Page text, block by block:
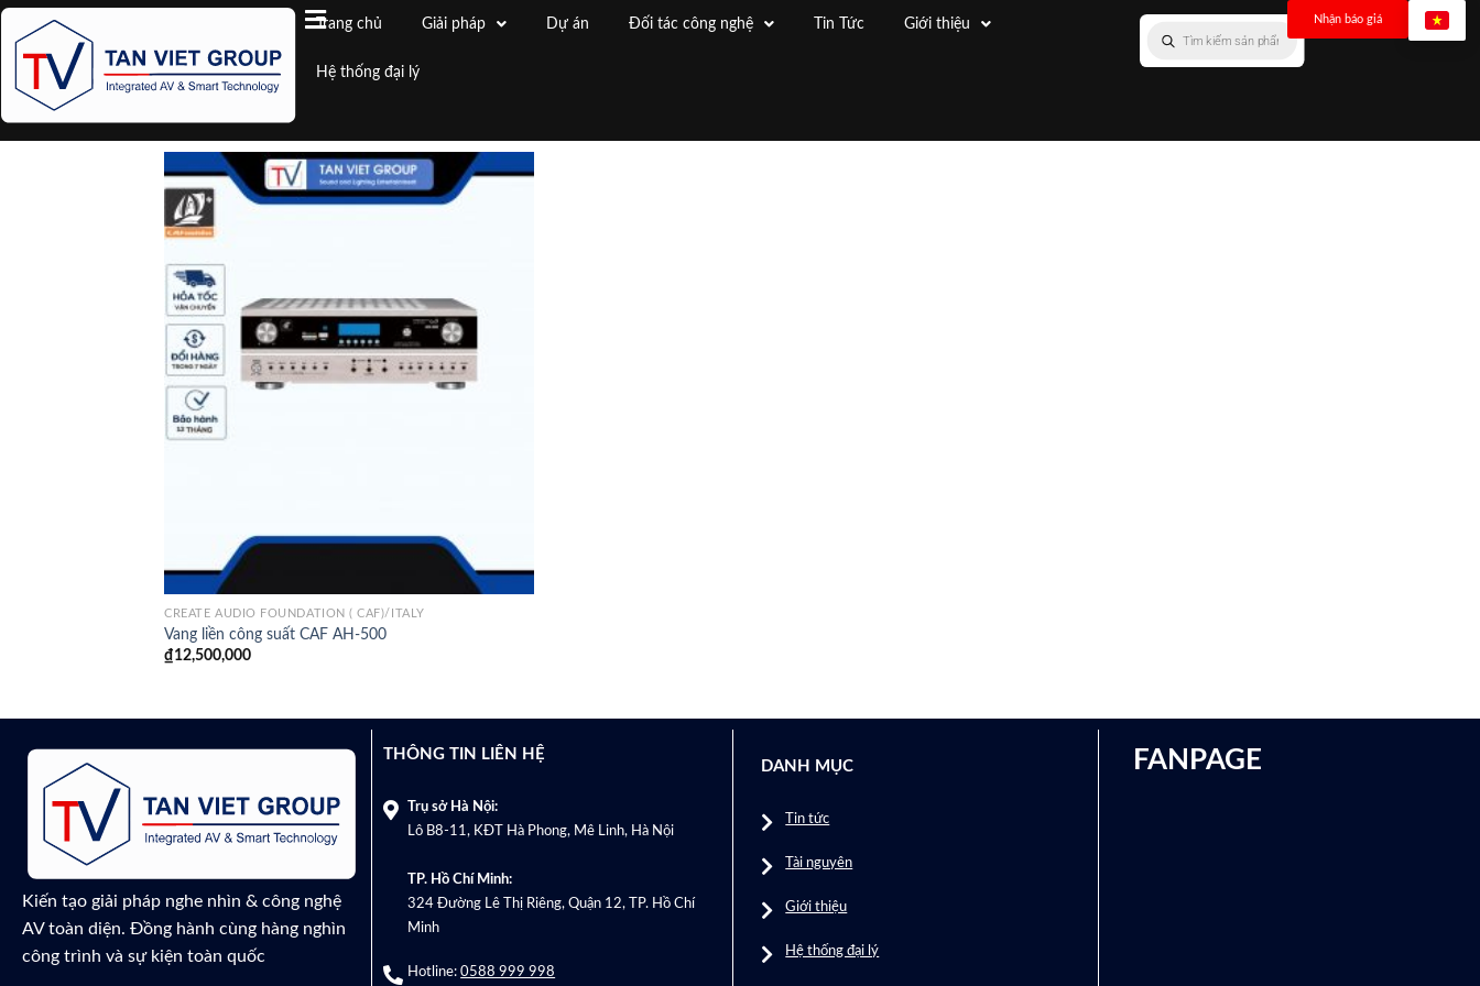
Trang chủ Giải pháp Dự án Đối tác công nghệ Tin Tức Giới thiệu
Hệ thống đại lý
Nhận báo giá
CREATE AUDIO FOUNDATION ( CAF)/ITALY
Vang liền công suất CAF AH-500
₫12,500,000
Kiến tạo giải pháp nghe nhìn & công nghệ
AV toàn diện. Đồng hành cùng hàng nghìn
công trình và sự kiện toàn quốc
THÔNG TIN LIÊN HỆ
Trụ sở Hà Nội:
Lô B8-11, KĐT Hà Phong, Mê Linh, Hà Nội
TP. Hồ Chí Minh:
324 Đường Lê Thị Riêng, Quận 12, TP. Hồ Chí
Minh
Hotline:0588 999 998
DANH MỤC
Tin tức
Tài nguyên
Giới thiệu
Hệ thống đại lý
FANPAGE